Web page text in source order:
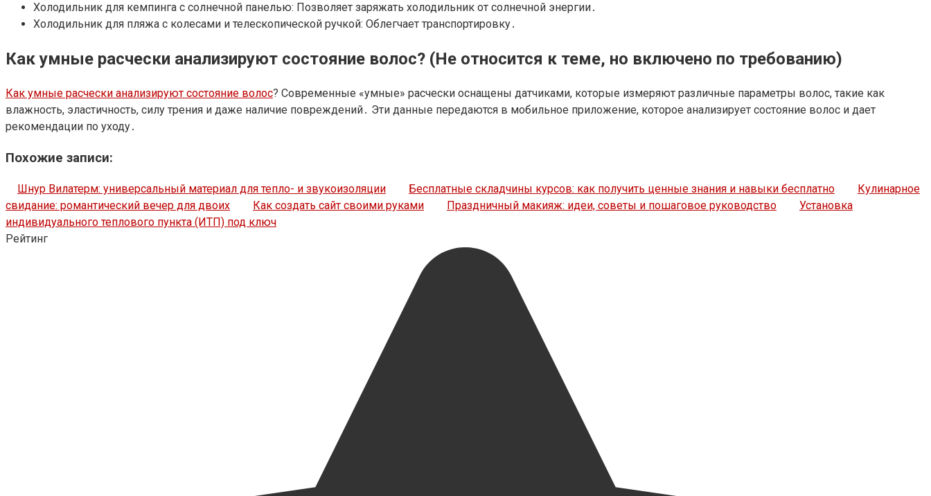
Холодильник для кемпинга с солнечной панелью: Позволяет заряжать холодильник от солнечной энергии․
Холодильник для пляжа с колесами и телескопической ручкой: Облегчает транспортировку․
Как умные расчески анализируют состояние волос? (Не относится к теме, но включено по требованию)
Как умные расчески анализируют состояние волос? Современные «умные» расчески оснащены датчиками, которые измеряют различные параметры волос, такие как
влажность, эластичность, силу трения и даже наличие повреждений․ Эти данные передаются в мобильное приложение, которое анализирует состояние волос и дает
рекомендации по уходу․
Похожие записи:
Шнур Вилатерм: универсальный материал для тепло- и звукоизоляции Бесплатные складчины курсов: как получить ценные знания и навыки бесплатно
Кулинарное
свидание: романтический вечер для двоих
Как создать сайт своими руками Праздничный макияж: идеи, советы и пошаговое руководство
Установка
индивидуального теплового пункта (ИТП) под ключ
Рейтинг